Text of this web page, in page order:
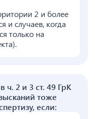
2 и более
и случаев, когда
только на
ч. 2 и 3 ст. 49 ГрК
тоже
если: